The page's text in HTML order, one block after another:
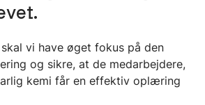
vi have øget fokus på den
og sikre, at de medarbejdere,
kemi får en effektiv oplæring